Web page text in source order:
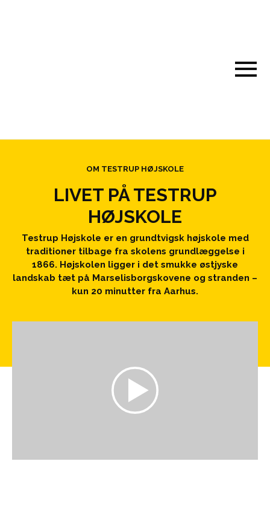
OM TESTRUP HØJSKOLE
LIVET PÅ TESTRUP
HØJSKOLE
Testrup Højskole er en grundtvigsk højskole med
traditioner tilbage fra skolens grundlæggelse i
1866. Højskolen ligger i det smukke østjyske
landskab tæt på Marselisborgskovene og stranden –
kun 20 minutter fra Aarhus.